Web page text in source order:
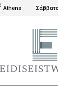
Athens